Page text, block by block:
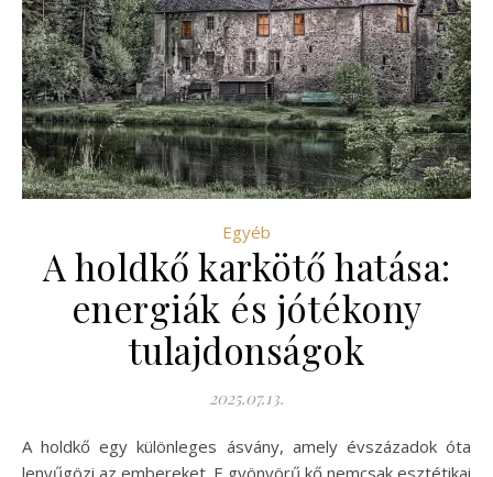
Egyéb
A holdkő karkötő hatása:
energiák és jótékony
tulajdonságok
2025.07.13.
A holdkő egy különleges ásvány, amely évszázadok óta
lenyűgözi az embereket. E gyönyörű kő nemcsak esztétikai